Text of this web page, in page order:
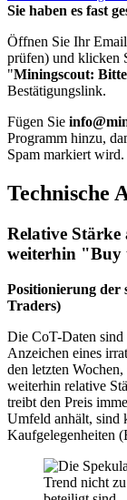
Sie haben es fast
Öffnen Sie Ihr
prüfen) und klicken
"Miningscout:
Bestätigungslink.
Fügen Sie
Programm hinzu,
Spam markiert wird.
Technische
Relative Stärke
weiterhin "Buy
Positionierung der
Traders)
Die CoT-Daten
Anzeichen eines
den letzten
weiterhin relative
treibt den Preis
Umfeld anhält, sind
Kaufgelegenheiten